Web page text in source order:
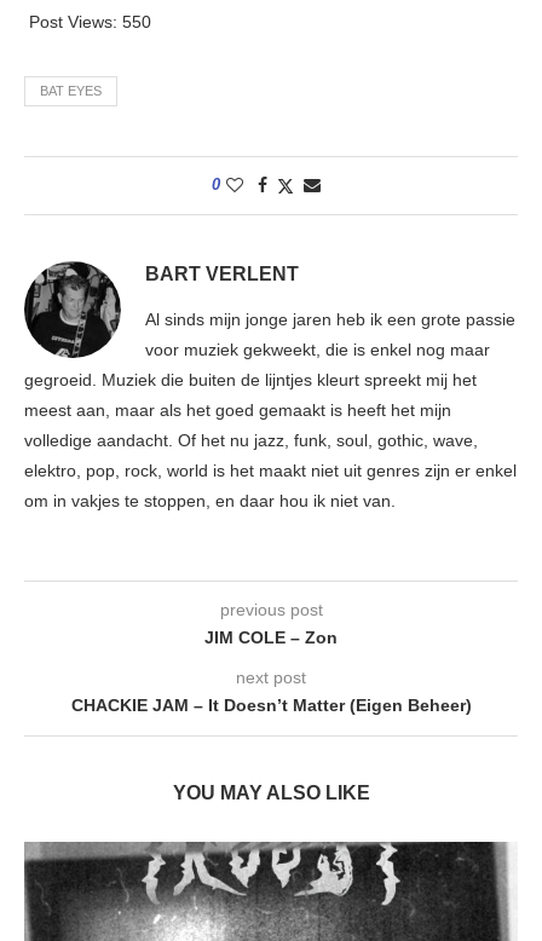
Post Views: 550
BAT EYES
0
BART VERLENT
Al sinds mijn jonge jaren heb ik een grote passie
voor muziek gekweekt, die is enkel nog maar
gegroeid. Muziek die buiten de lijntjes kleurt spreekt mij het
meest aan, maar als het goed gemaakt is heeft het mijn
volledige aandacht. Of het nu jazz, funk, soul, gothic, wave,
elektro, pop, rock, world is het maakt niet uit genres zijn er enkel
om in vakjes te stoppen, en daar hou ik niet van.
previous post
JIM COLE – Zon
next post
CHACKIE JAM – It Doesn’t Matter (Eigen Beheer)
YOU MAY ALSO LIKE